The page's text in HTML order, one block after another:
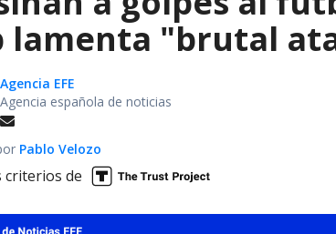
lamenta "brutal
Agencia EFE
Agencia española de noticias
Pablo Velozo
criterios de